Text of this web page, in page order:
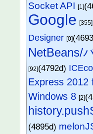
Socket API [1]
Google [355]
Designer [0]
NetBeans/
[92](4792d)
Express 2012
Windows 8 [2]
(4895d)